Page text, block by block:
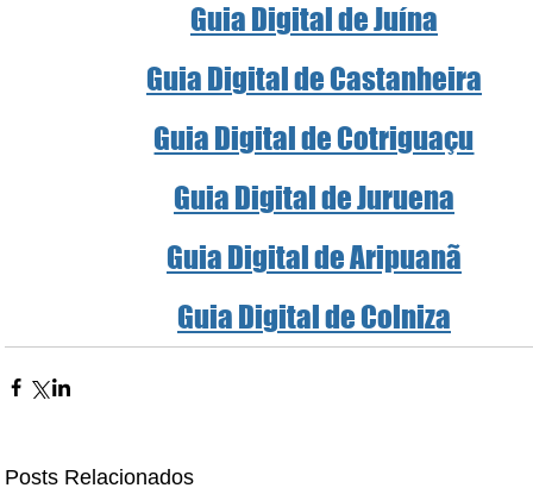
Guia Digital de Juína
Guia Digital de Castanheira
Guia Digital de Cotriguaçu
Guia Digital de Juruena
Guia Digital de Aripuanã
Guia Digital de Colniza
Posts Relacionados